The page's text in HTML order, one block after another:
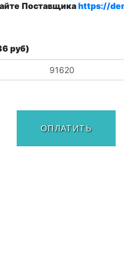
Поставщикаhttps://
руб)
ОПЛАТИТЬ